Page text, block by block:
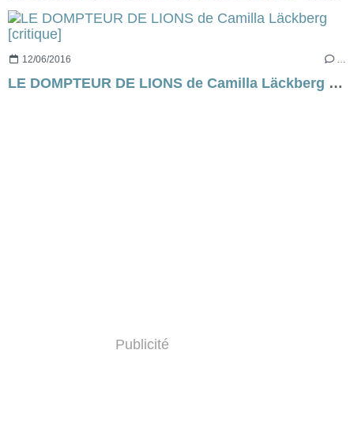
12/06/2016 …
LE DOMPTEUR DE LIONS de Camilla Läckberg [critique]
Publicité